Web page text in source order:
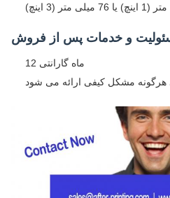
و خدمات پس از فروش
12 ماه گارانتی
مشکل کیفی ارائه می شود